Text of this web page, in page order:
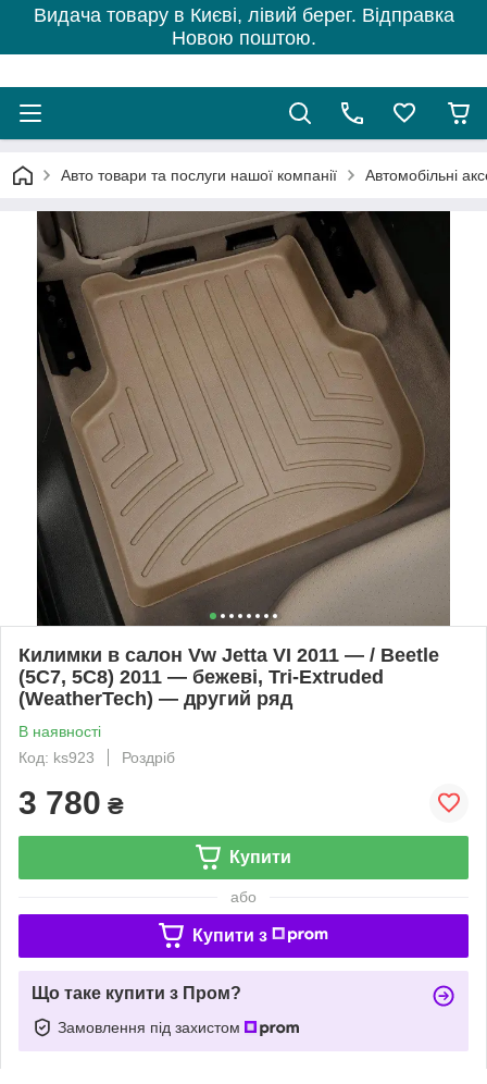
Видача товару в Києві, лівий берег. Відправка
Новою поштою.
Авто товари та послуги нашої компанії Автомобільні
Килимки в салон Vw Jetta VI 2011 — / Beetle
(5C7, 5C8) 2011 — бежеві, Tri-Extruded
(WeatherTech) — другий ряд
В наявності
Код: ks923
Роздріб
3 780 ₴
Купити
або
Купити з
Що таке купити з Пром?
Замовлення під захистом